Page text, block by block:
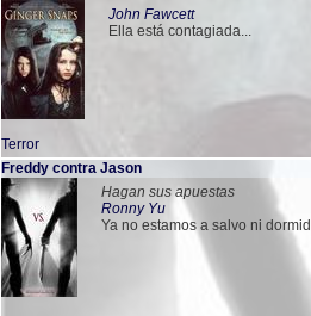
John Fawcett
Ella está contagiada...
Terror
Freddy contra Jason
Hagan sus apuestas
Ronny Yu
Ya no estamos a salvo ni